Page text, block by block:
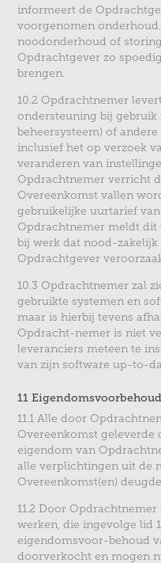
informeert de
voorgenomen
noodonderhoud of
Opdrachtgever zo
brengen.
10.2 Opdrachtnemer
ondersteuning bij gebruik
beheersysteem) of
inclusief het op verzoek
veranderen van
Opdrachtnemer verricht
Overeenkomst vallen
gebruikelijke uurtarief
Opdrachtnemer meldt dit
bij werk dat nood-
Opdrachtgever
10.3 Opdrachtnemer zal
gebruikte systemen en
maar is hierbij tevens
Opdracht-nemer is niet
leveranciers meteen te
van zijn software up-to-
11 Eigendomsvoorbehoud
11.1 Alle door
Overeenkomst geleverde
eigendom van
alle verplichtingen uit de
Overeenkomst(en)
11.2 Door
werken, die ingevolge lid
eigendomsvoor-behoud
doorverkocht en mogen